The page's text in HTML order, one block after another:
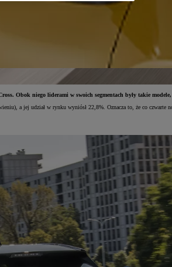
Obok niego liderami w swoich segmentach były takie
a jej udział w rynku wyniósł 22,8%. Oznacza to, że co